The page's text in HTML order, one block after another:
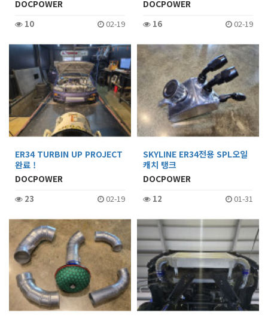
DOCPOWER
10 02-19
DOCPOWER
16 02-19
ER34 TURBIN UP PROJECT
완료 !
DOCPOWER
23 02-19
SKYLINE ER34전용 SPL오일
캐치 탱크
DOCPOWER
12 01-31